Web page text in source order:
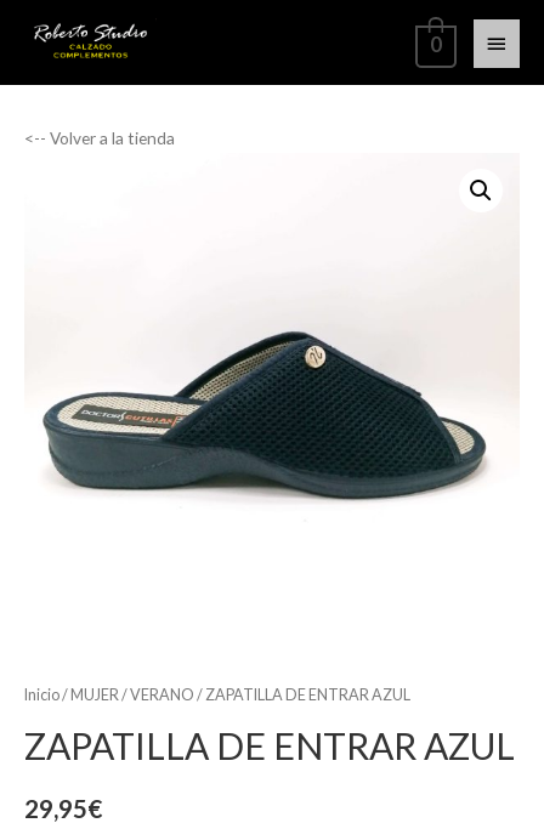
0
<-- Volver a la tienda
Inicio/ MUJER /VERANO / ZAPATILLA DE ENTRAR AZUL
ZAPATILLA DE ENTRAR AZUL
29,95€